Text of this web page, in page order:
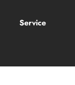
Service